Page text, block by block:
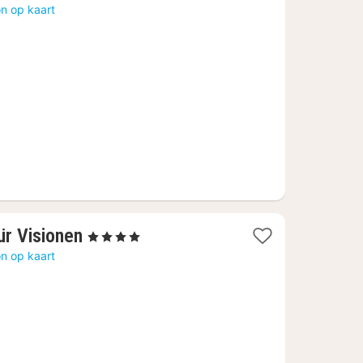
nacht
op kaart
Visionen 1
, 4 Sterren
op kaart